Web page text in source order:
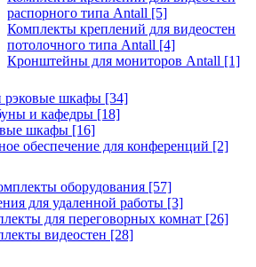
распорного типа Antall [5]
Комплекты креплений для видеостен
потолочного типа Antall [4]
Кронштейны для мониторов Antall [1]
рэковые шкафы [34]
и кафедры [18]
шкафы [16]
обеспечение для конференций [2]
оборудования [57]
для удаленной работы [3]
для переговорных комнат [26]
видеостен [28]